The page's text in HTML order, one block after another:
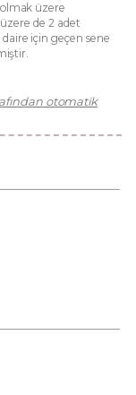
üzere
de 2 adet
için geçen sene
otomatik